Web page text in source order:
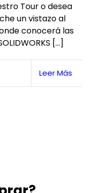
Tour o desea
un vistazo al
conocerá las
[…]
Leer Más